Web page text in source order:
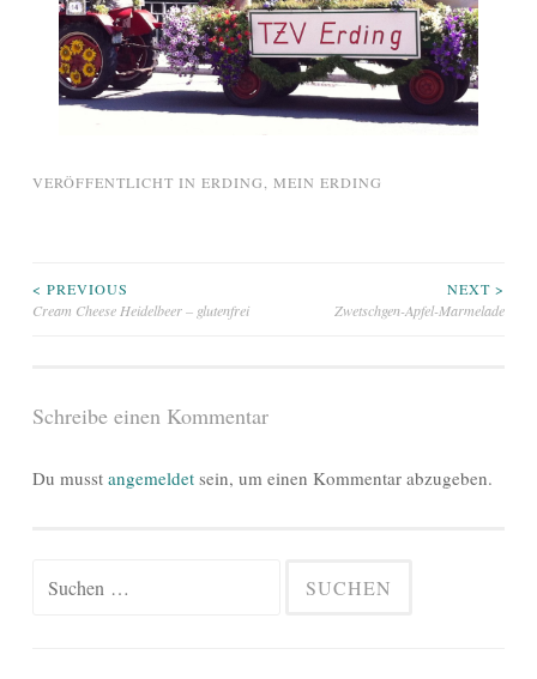
VERÖFFENTLICHT IN ERDING MEIN ERDING
Beitragsnavigation
< PREVIOUS
Cream Cheese Heidelbeer – glutenfrei
NEXT >
Zwetschgen-Apfel-Marmelade
Schreibe einen Kommentar
Du musst angemeldet sein, um einen Kommentar abzugeben.
Suchen